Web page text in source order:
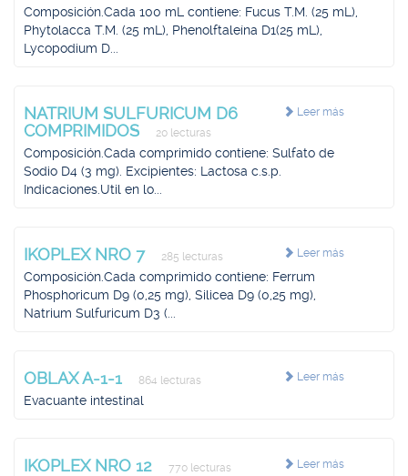
Composición.Cada 100 mL contiene: Fucus T.M. (25 mL),
Phytolacca T.M. (25 mL), Phenolftaleína D1(25 mL),
Lycopodium D...
Leer más
NATRIUM SULFURICUM D6
COMPRIMIDOS
20 lecturas
Composición.Cada comprimido contiene: Sulfato de
Sodio D4 (3 mg). Excipientes: Lactosa c.s.p.
Indicaciones.Util en lo...
Leer más
IKOPLEX NRO 7 285 lecturas
Composición.Cada comprimido contiene: Ferrum
Phosphoricum D9 (0,25 mg), Silicea D9 (0,25 mg),
Natrium Sulfuricum D3 (...
Leer más
OBLAX A-1-1 864 lecturas
Evacuante intestinal
Leer más
IKOPLEX NRO 12 770 lecturas